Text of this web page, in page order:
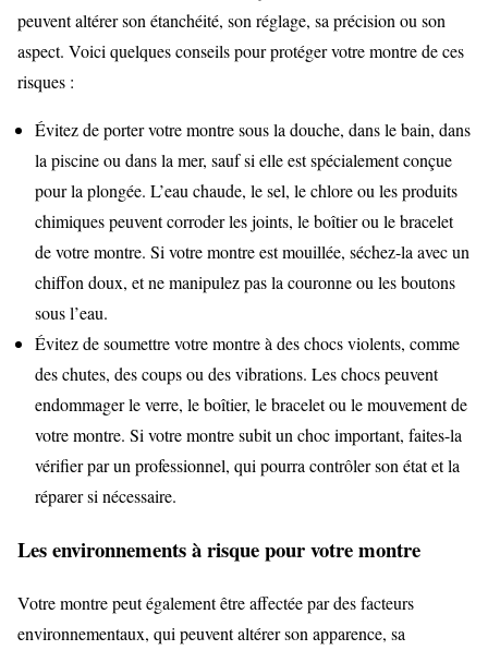
peuvent altérer son étanchéité, son réglage, sa précision ou son
aspect. Voici quelques conseils pour protéger votre montre de ces
risques :
Évitez de porter votre montre sous la douche, dans le bain, dans
la piscine ou dans la mer, sauf si elle est spécialement conçue
pour la plongée. L’eau chaude, le sel, le chlore ou les produits
chimiques peuvent corroder les joints, le boîtier ou le bracelet
de votre montre. Si votre montre est mouillée, séchez-la avec un
chiffon doux, et ne manipulez pas la couronne ou les boutons
sous l’eau.
Évitez de soumettre votre montre à des chocs violents, comme
des chutes, des coups ou des vibrations. Les chocs peuvent
endommager le verre, le boîtier, le bracelet ou le mouvement de
votre montre. Si votre montre subit un choc important, faites-la
vérifier par un professionnel, qui pourra contrôler son état et la
réparer si nécessaire.
Les environnements à risque pour votre montre
Votre montre peut également être affectée par des facteurs
environnementaux, qui peuvent altérer son apparence, sa